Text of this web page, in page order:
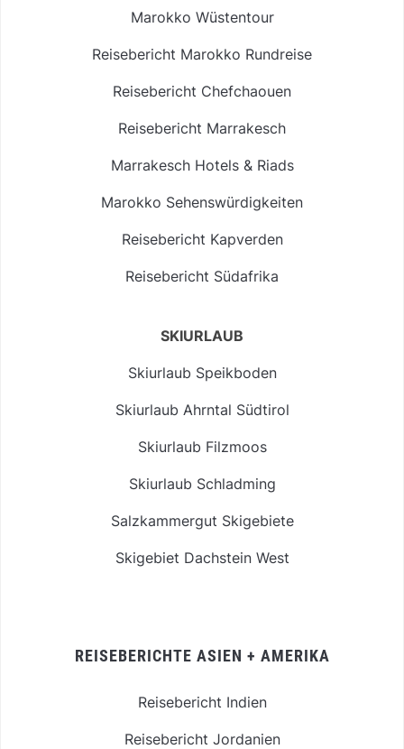
Marokko Wüstentour
Reisebericht Marokko Rundreise
Reisebericht Chefchaouen
Reisebericht Marrakesch
Marrakesch Hotels & Riads
Marokko Sehenswürdigkeiten
Reisebericht Kapverden
Reisebericht Südafrika
SKIURLAUB
Skiurlaub Speikboden
Skiurlaub Ahrntal Südtirol
Skiurlaub Filzmoos
Skiurlaub Schladming
Salzkammergut Skigebiete
Skigebiet Dachstein West
REISEBERICHTE ASIEN + AMERIKA
Reisebericht Indien
Reisebericht Jordanien